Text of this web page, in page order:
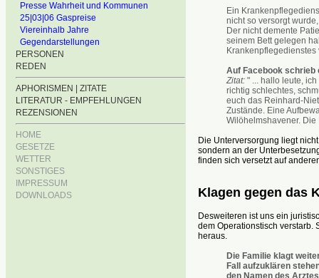
Presse Wahrheit und Kommunen
25|03|06 Gaspreise
Viereinhalb Jahre
Gegendarstellungen
PERSONEN
REDEN
APHORISMEN | ZITATE
LITERATUR - EMPFEHLUNGEN
REZENSIONEN
HOME
GESETZE
WETTER
SONSTIGES
IMPRESSUM
DOWNLOADS
Ein
nicht so versorgt
Der nicht demente
seinem Bett gelegen
Krankenpflegedienstes
Auf Facebook schrieb
Zitat:" ... hallo leute, ich
richtig schlechtes,
euch das Reinhard-
Zustände. Eine
Wilöhelmshavener. Die
Die Unterversorgung liegt
sondern an der
finden sich versetzt auf
Klagen gegen das
Desweiteren ist uns ein
dem Operationstisch verstarb.
heraus.
Die Familie klagt
Fall aufzuklären